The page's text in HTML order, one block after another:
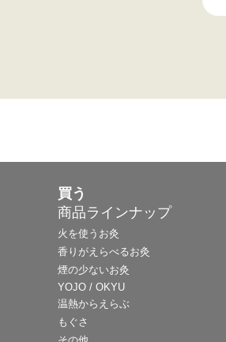
買う
商品ラインナップ
火を使うお灸
香りがえらべるお灸
煙の少ないお灸
YOJO / OKYU
温熱からえらぶ
もぐさ